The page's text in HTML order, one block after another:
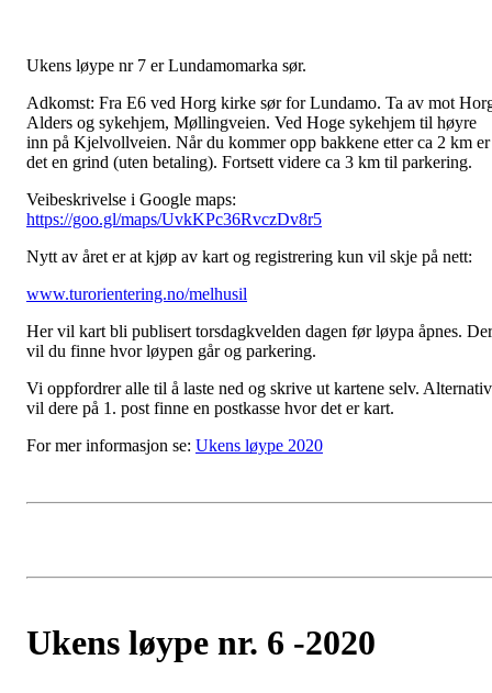
Ukens løype nr 7 er Lundamomarka sør.
Adkomst: Fra E6 ved Horg kirke sør for Lundamo. Ta av mot
Alders og sykehjem, Møllingveien. Ved Hoge sykehjem til høyre
inn på Kjelvollveien. Når du kommer opp bakkene etter ca 2 km er
det en grind (uten betaling). Fortsett videre ca 3 km til parkering.
Veibeskrivelse i Google maps:
https://goo.gl/maps/UvkKPc36RvczDv8r5
Nytt av året er at kjøp av kart og registrering kun vil skje på nett:
www.turorientering.no/melhusil
Her vil kart bli publisert torsdagkvelden dagen før løypa åpnes. Der
vil du finne hvor løypen går og parkering.
Vi oppfordrer alle til å laste ned og skrive ut kartene selv.
vil dere på 1. post finne en postkasse hvor det er kart.
For mer informasjon se: Ukens løype 2020
Ukens løype nr. 6 -2020